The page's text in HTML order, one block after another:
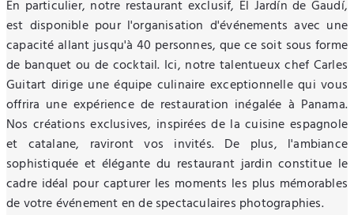
En particulier, notre restaurant exclusif, El Jardín de Gaudí,
est disponible pour l'organisation d'événements avec une
capacité allant jusqu'à 40 personnes, que ce soit sous forme
de banquet ou de cocktail. Ici, notre talentueux chef Carles
Guitart dirige une équipe culinaire exceptionnelle qui vous
offrira une expérience de restauration inégalée à Panama.
Nos créations exclusives, inspirées de la cuisine espagnole
et catalane, raviront vos invités. De plus, l'ambiance
sophistiquée et élégante du restaurant jardin constitue le
cadre idéal pour capturer les moments les plus mémorables
de votre événement en de spectaculaires photographies.